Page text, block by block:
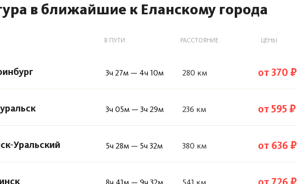
в ближайшие к Еланскому города
В ПУТИ РАССТОЯНИЕ ЦЕНЫ
280 км
3ч 27м — 4ч 10м от 370 ₽
236 км
3ч 05м — 3ч 29м от 595 ₽
380 км
5ч 28м — 5ч 32м от 636 ₽
541 км
8ч 41м — 9ч 32м от 726 ₽